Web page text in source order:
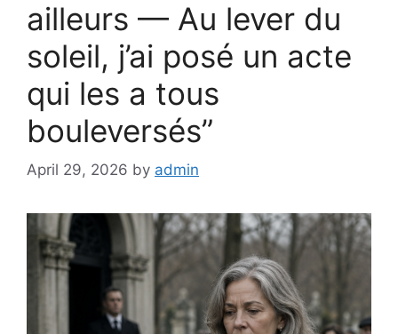
ailleurs — Au lever du
soleil, j’ai posé un acte
qui les a tous
bouleversés”
April 29, 2026 by admin